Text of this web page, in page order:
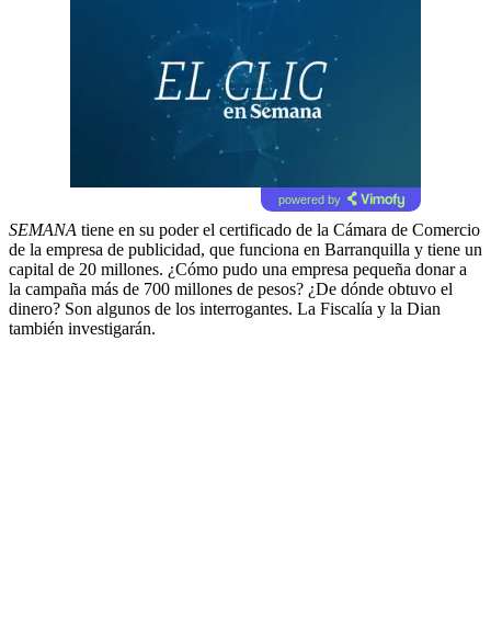
powered by
SEMANA tiene en su poder el certificado de la Cámara de Comercio
de la empresa de publicidad, que funciona en Barranquilla y tiene un
capital de 20 millones. ¿Cómo pudo una empresa pequeña donar a
la campaña más de 700 millones de pesos? ¿De dónde obtuvo el
dinero? Son algunos de los interrogantes. La Fiscalía y la Dian
también investigarán.